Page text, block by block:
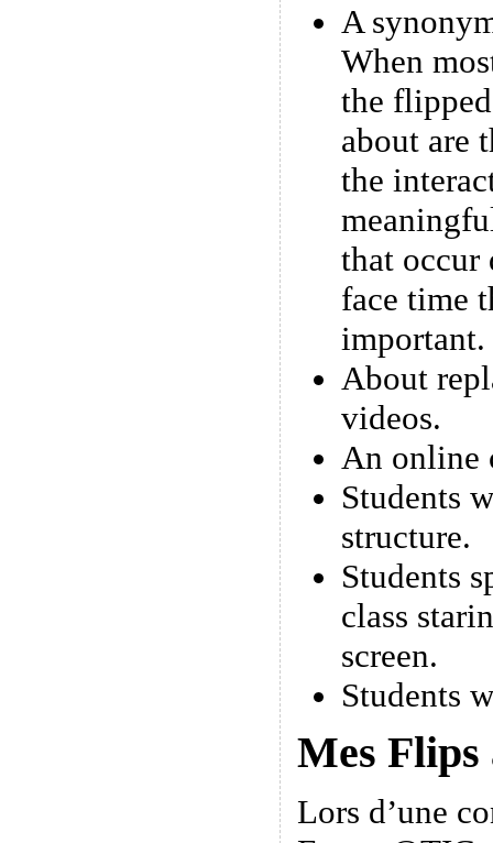
A
When
the
about are
the
that occur
face time
important.
About
videos.
An online
Students
structure.
Students
class
screen.
Students
Mes Flips
Lors d’une